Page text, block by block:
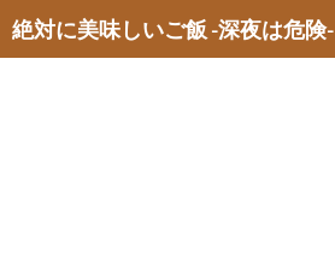
絶対に美味しいご飯 -深夜は危険-
検
索